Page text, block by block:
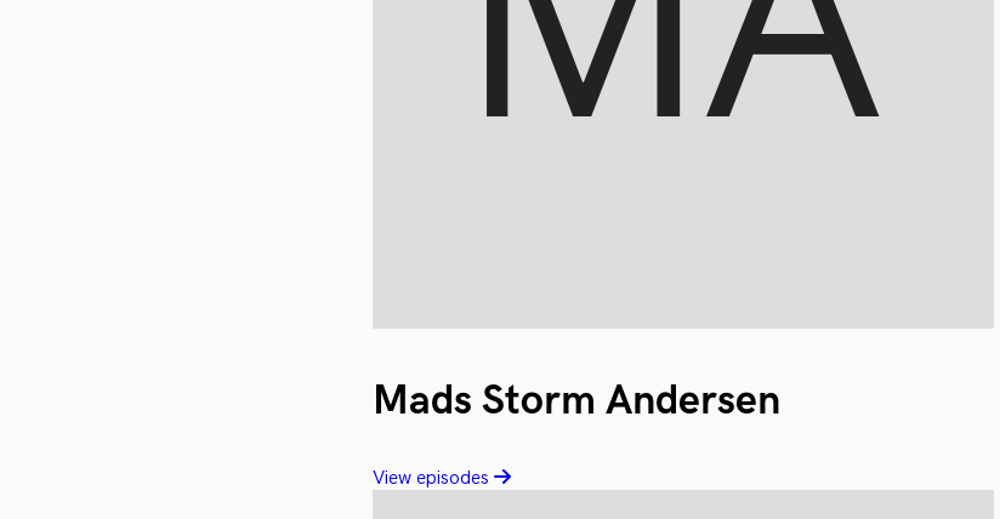
Mads Storm Andersen
View episodes